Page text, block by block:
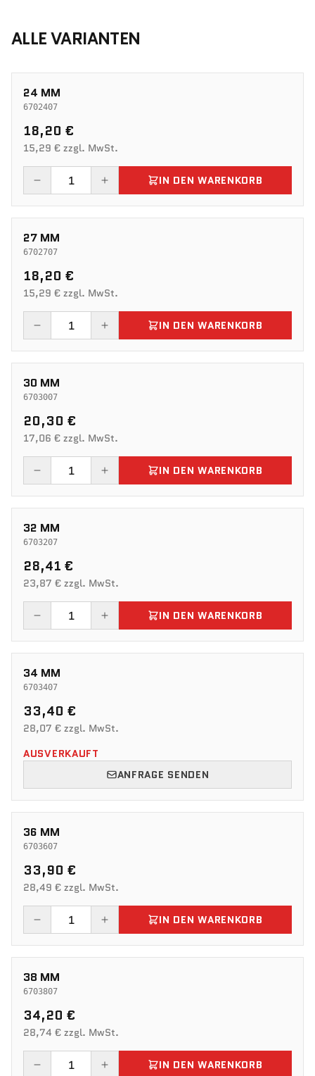
ALLE VARIANTEN
24 MM
6702407
18,20 €
15,29 € zzgl. MwSt.
IN DEN WARENKORB
27 MM
6702707
18,20 €
15,29 € zzgl. MwSt.
IN DEN WARENKORB
30 MM
6703007
20,30 €
17,06 € zzgl. MwSt.
IN DEN WARENKORB
32 MM
6703207
28,41 €
23,87 € zzgl. MwSt.
IN DEN WARENKORB
34 MM
6703407
33,40 €
28,07 € zzgl. MwSt.
AUSVERKAUFT
ANFRAGE SENDEN
36 MM
6703607
33,90 €
28,49 € zzgl. MwSt.
IN DEN WARENKORB
38 MM
6703807
34,20 €
28,74 € zzgl. MwSt.
IN DEN WARENKORB